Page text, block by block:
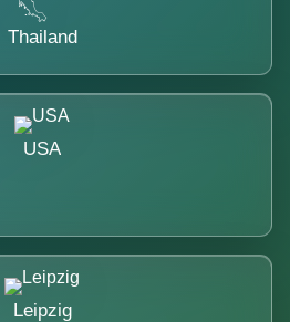
Thailand
USA
Leipzig